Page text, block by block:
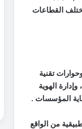
القطاعات
تقنية
، وإدارة الهوية
المؤسسات .
من الواقع